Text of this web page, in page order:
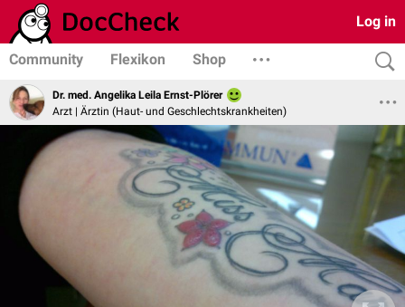
Log in
Community Flexikon Shop
Dr. med. Angelika Leila Ernst-Plörer
Arzt | Ärztin (Haut- und Geschlechtskrankheiten)